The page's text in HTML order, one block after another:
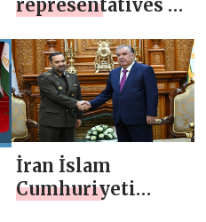
representatives of
religious figures
of the country
İran İslam
Cumhuriyeti